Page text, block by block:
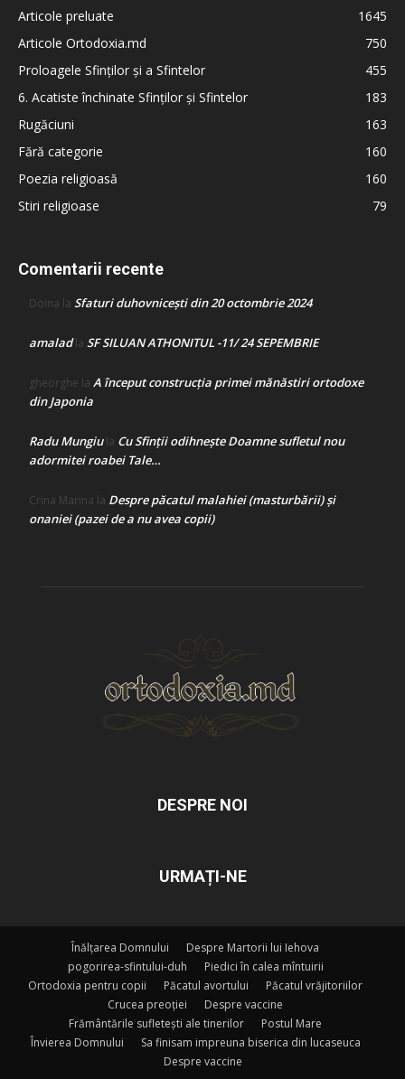
Articole preluate
1645
Articole Ortodoxia.md
750
Proloagele Sfinților și a Sfintelor
455
6. Acatiste închinate Sfinților și Sfintelor
183
Rugăciuni
163
Fără categorie
160
Poezia religioasă
160
Stiri religioase
79
Comentarii recente
Doina la Sfaturi duhovnicești din 20 octombrie 2024
amaladla SF SILUAN ATHONITUL -11/ 24 SEPEMBRIE
gheorghe la A început construcţia primei mănăstiri ortodoxe
din Japonia
Radu Mungiula Cu Sfinții odihnește Doamne sufletul nou
adormitei roabei Tale…
Crina Marina la Despre păcatul malahiei (masturbării) şi
onaniei (pazei de a nu avea copii)
DESPRE NOI
URMAȚI-NE
Înălțarea Domnului
Despre Martorii lui Iehova
pogorirea-sfintului-duh
Piedici în calea mîntuirii
Ortodoxia pentru copii
Păcatul avortului
Păcatul vrăjitoriilor
Crucea preoției
Despre vaccine
Frământările sufletești ale tinerilor
Postul Mare
Învierea Domnului
Sa finisam impreuna biserica din lucaseuca
Despre vaccine